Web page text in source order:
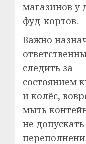
магазинов у
фуд-кортов.
Важно
следить за
состоянием
и колёс,
мыть
не допускать